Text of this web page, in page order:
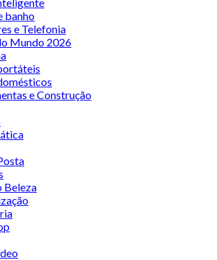
banho
e Telefonia
Mundo 2026
e Construção
Beleza